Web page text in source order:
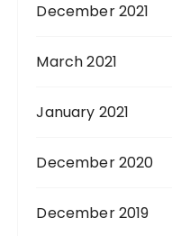
December 2021
March 2021
January 2021
December 2020
December 2019